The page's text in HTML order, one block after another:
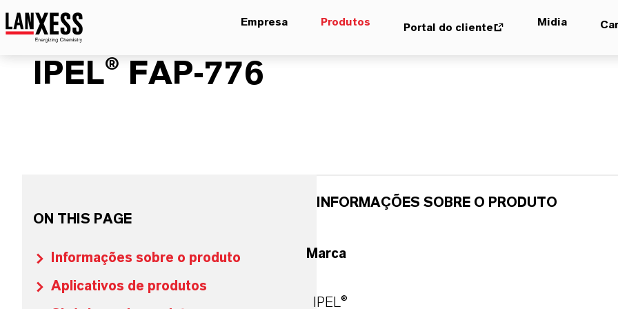
Empresa Produtos Portal do cliente Midia
IPEL® FAP-776
ON THIS PAGE
Informações sobre o produto
Aplicativos de produtos
INFORMAÇÕES SOBRE O PRODUTO
Marca
IPEL®